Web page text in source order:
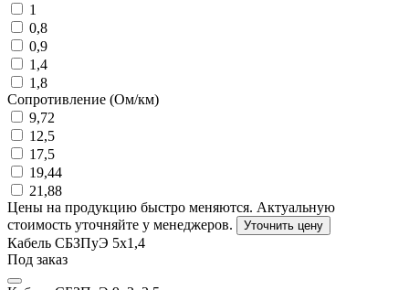
1
0,8
0,9
1,4
1,8
Сопротивление (Ом/км)
9,72
12,5
17,5
19,44
21,88
Цены на продукцию быстро меняются. Актуальную
стоимость уточняйте у менеджеров.
Уточнить цену
Кабель СБЗПуЭ 5х1,4
Под заказ